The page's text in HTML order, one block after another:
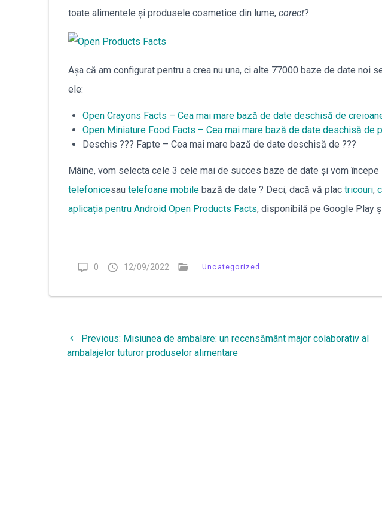
toate alimentele şi produsele cosmetice din lume,corect?
Așa că am configurat pentru a crea nu una, ci alte 77000 baze de date noi
ele:
Open Crayons Facts – Cea mai mare bază de date deschisă de
Open Miniature Food Facts – Cea mai mare bază de date deschisă de
Deschis ??? Fapte – Cea mai mare bază de date deschisă de ???
Mâine, vom selecta cele 3 cele mai de succes baze de date și vom
telefonicesautelefoane mobile bază de date ? Deci, dacă vă plactricouri,
aplicația pentru Android Open Products Facts, disponibilă pe Google Play
0 12/09/2022 Uncategorized
Navigare
în
Previous: Previous
post:
Misiunea de ambalare: un recensământ major colaborativ al
ambalajelor tuturor produselor alimentare